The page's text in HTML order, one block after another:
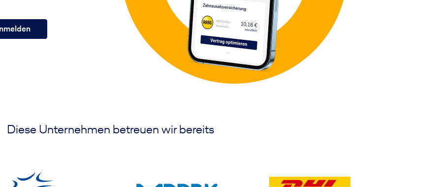
Diese Unternehmen betreuen wir bereits